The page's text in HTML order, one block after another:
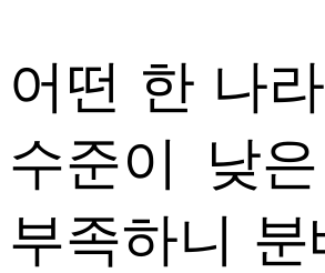
어떤 한 나
수준이 낮
부족하니